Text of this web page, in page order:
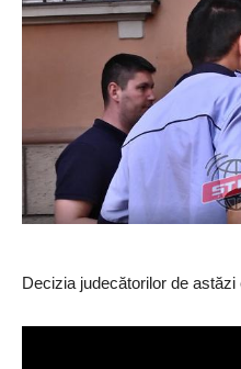
Decizia judecătorilor de